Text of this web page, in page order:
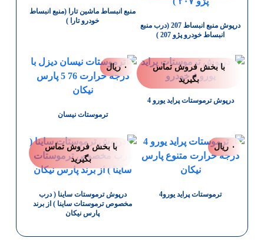
درپوش منبع انبساط 207 (درب منبع
انبساط خودرو پژو 207 )
منبع انبساط ماشین تارا (منبع انبساط
خودرو تارا )
درپوش ترموستات پراید یورو 4
با بخش فروش تماس
بگیرید
ترموستات نیسان
۰ ریال
ترموستات پراید یورو4
۰ ریال
درپوش ترموستات ساینا ( درب
مخصوص ترموستات ساینا ) از برند
پارس نیکان
با بخش فروش تماس
بگیرید